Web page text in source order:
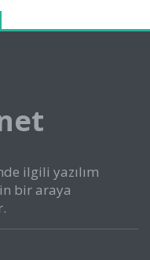
ilgili yazılım
bir araya